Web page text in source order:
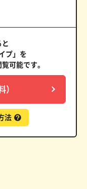
プ」を
可能です。
法